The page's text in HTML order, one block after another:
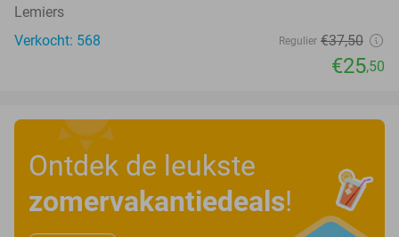
Lemiers
Verkocht: 568
Regulier €37,50
€25,50
Ontdek de leukste
zomervakantiedeals!